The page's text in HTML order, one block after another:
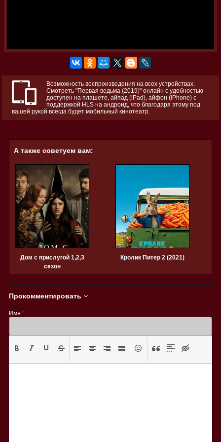
Возможность воспроизведения на всех устройствах.
Смотреть "Первая ведьма (2019)" онлайн с удобностью
доступен на плашете, айпад (iPad), айфон (iPhone) с
поддержкой HLS на андроид, что благодаря этому под
вашей рукой всегда будет мобильный кинотеатр.
А также советуем вам:
Дом с прислугой 1,2,3
сезон
Кролик Питер 2 (2021)
Прокомментировать
Имя:*